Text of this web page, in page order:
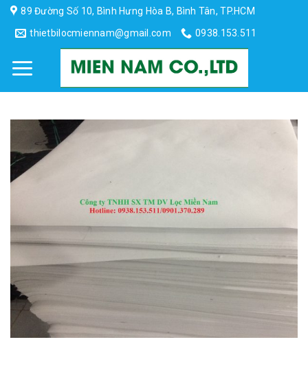
Skip
content
89 Đường Số 10, Bình Hưng Hòa B, Bình Tân, TP.HCM
thietbilocmiennam@gmail.com
0938.153.511